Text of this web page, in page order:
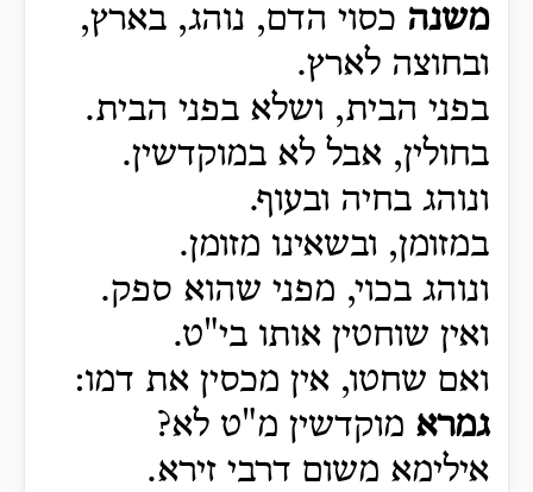
משנה כסוי הדם, נוהג, בארץ,
ובחוצה לארץ.
בפני הבית, ושלא בפני הבית.
בחולין, אבל לא במוקדשין.
ונוהג בחיה ובעוף.
במזומן, ובשאינו מזומן.
ונוהג בכוי, מפני שהוא ספק.
ואין שוחטין אותו בי"ט.
ואם שחטו, אין מכסין את דמו:
גמרא מוקדשין מ"ט לא?
אילימא משום דרבי זירא.